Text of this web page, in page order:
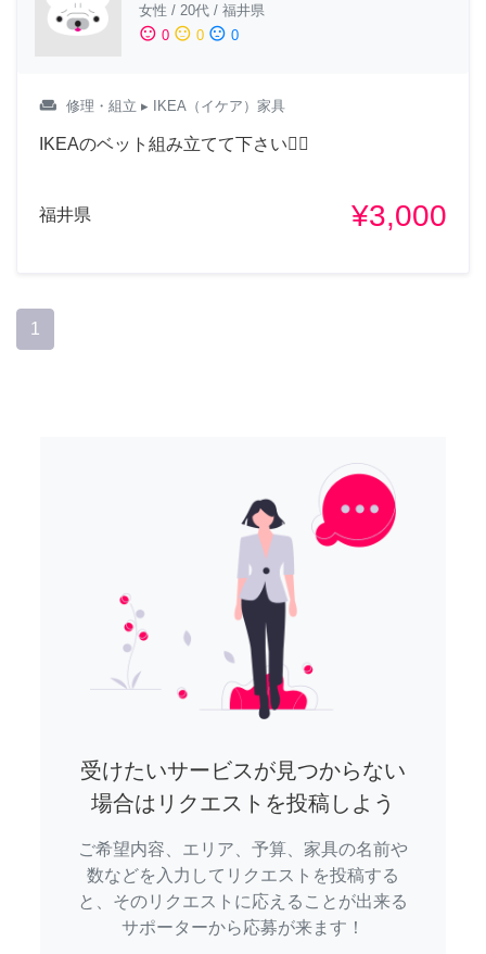
女性 / 20代 / 福井県
sentiment_satisfied 0 sentiment_neutral 0 sentiment_dissatisfied 0
weekend 修理・組立 ▸ IKEA（イケア）家具
IKEAのベット組み立てて下さい🙇‍♀️
福井県 ¥3,000
1
受けたいサービスが見つからない
場合はリクエストを投稿しよう
ご希望内容、エリア、予算、家具の名前や
数などを入力してリクエストを投稿する
と、そのリクエストに応えることが出来る
サポーターから応募が来ます！